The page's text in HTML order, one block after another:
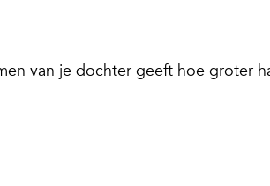
van je dochter geeft hoe groter